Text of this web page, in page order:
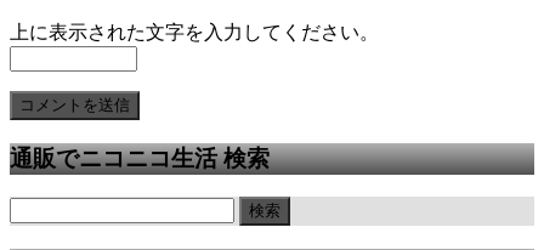
上に表示された文字を入力してください。
通販でニコニコ生活 検索